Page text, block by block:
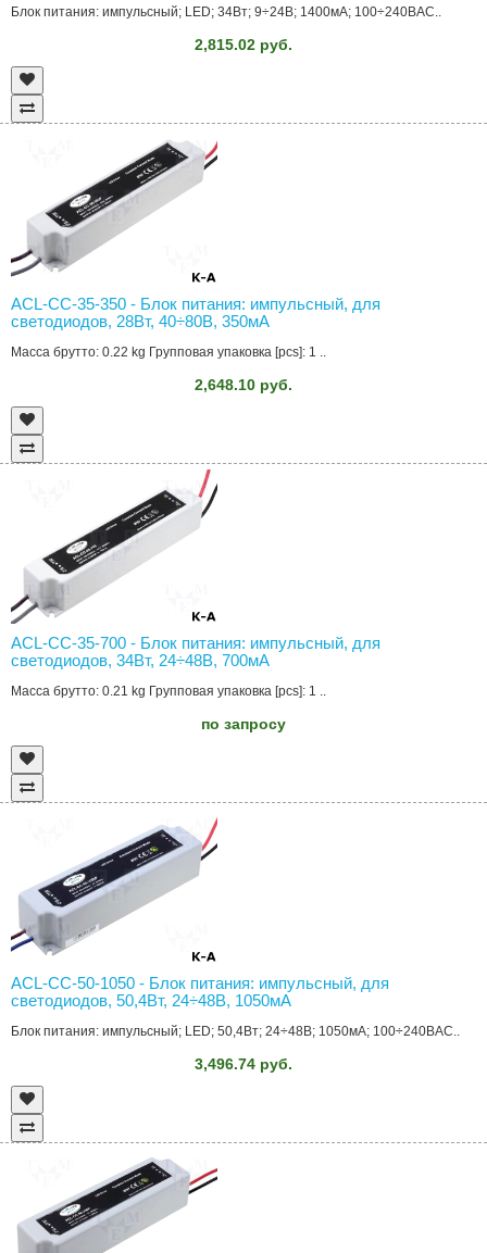
Блок питания: импульсный; LED; 34Вт; 9÷24В; 1400мА; 100÷240ВAC..
2,815.02 руб.
ACL-CC-35-350 - Блок питания: импульсный, для
светодиодов, 28Вт, 40÷80В, 350мА
Масса брутто: 0.22 kg Групповая упаковка [pcs]: 1 ..
2,648.10 руб.
ACL-CC-35-700 - Блок питания: импульсный, для
светодиодов, 34Вт, 24÷48В, 700мА
Масса брутто: 0.21 kg Групповая упаковка [pcs]: 1 ..
по запросу
ACL-CC-50-1050 - Блок питания: импульсный, для
светодиодов, 50,4Вт, 24÷48В, 1050мА
Блок питания: импульсный; LED; 50,4Вт; 24÷48В; 1050мА; 100÷240ВAC..
3,496.74 руб.